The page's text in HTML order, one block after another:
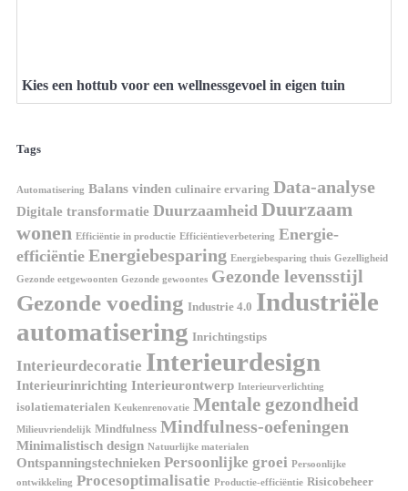
Kies een hottub voor een wellnessgevoel in eigen tuin
Tags
Automatisering Balans vinden culinaire ervaring Data-analyse
Digitale transformatie Duurzaamheid Duurzaam
wonen Efficiëntie in productie Efficiëntieverbetering Energie-
efficiëntie Energiebesparing Energiebesparing thuis Gezelligheid
Gezonde eetgewoonten Gezonde gewoontes Gezonde levensstijl
Gezonde voeding Industrie 4.0 Industriële
automatisering Inrichtingstips
Interieurdecoratie Interieurdesign
Interieurinrichting Interieurontwerp Interieurverlichting
isolatiematerialen Keukenrenovatie Mentale gezondheid
Milieuvriendelijk Mindfulness Mindfulness-oefeningen
Minimalistisch design Natuurlijke materialen
Ontspanningstechnieken Persoonlijke groei Persoonlijke
ontwikkeling Procesoptimalisatie Productie-efficiëntie Risicobeheer